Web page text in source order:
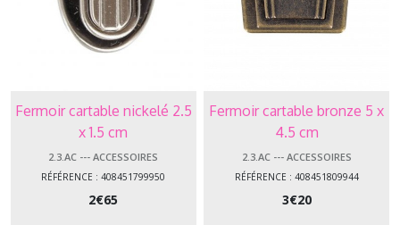
Fermoir cartable nickelé 2.5
x 1.5 cm
2.3.AC --- ACCESSOIRES
RÉFÉRENCE : 408451799950
2€65
Fermoir cartable bronze 5 x
4.5 cm
2.3.AC --- ACCESSOIRES
RÉFÉRENCE : 408451809944
3€20